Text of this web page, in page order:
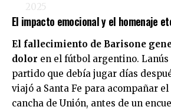
2025
El impacto emocional y el homenaje
El fallecimiento de Barisone
dolor en el fútbol argentino.
partido que debía jugar días
viajó a Santa Fe para acompañar
cancha de Unión, antes de un